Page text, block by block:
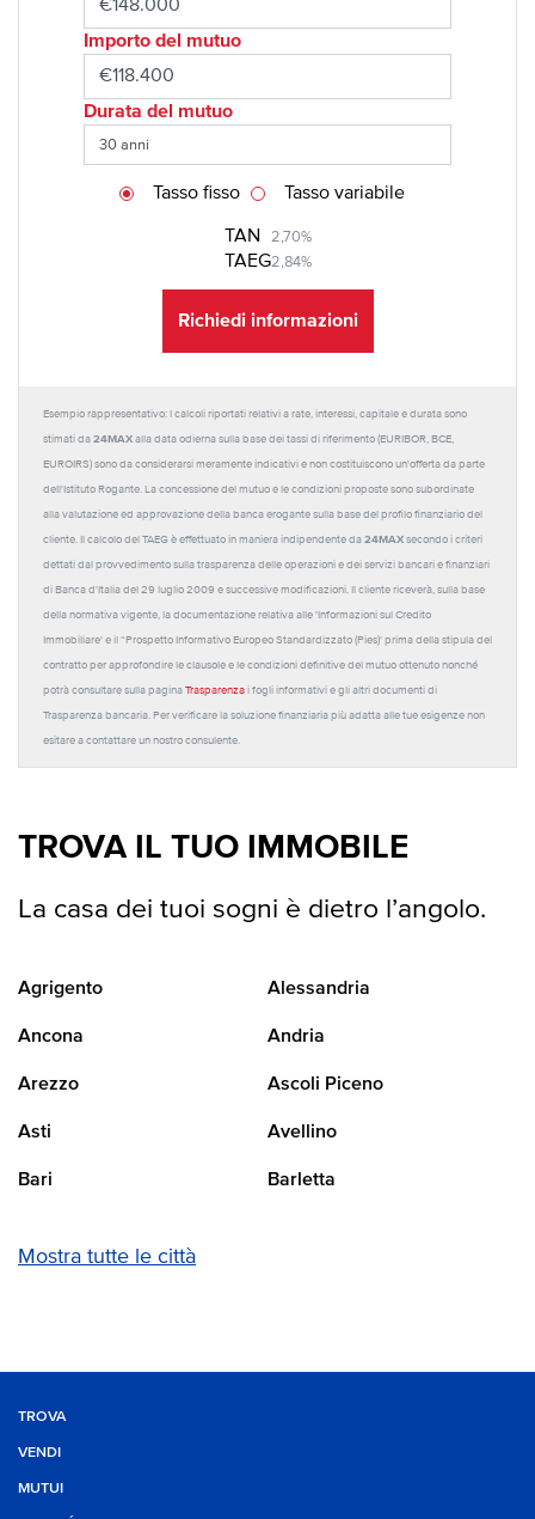
Importo del mutuo
Durata del mutuo
TAN 2,70%
TAEG2,84%
Tasso fisso Tasso variabile
Richiedi informazioni
Esempio rappresentativo: I calcoli riportati relativi a rate, interessi, capitale e durata sono
stimati da 24MAX alla data odierna sulla base dei tassi di riferimento (EURIBOR, BCE,
EUROIRS) sono da considerarsi meramente indicativi e non costituiscono un'offerta da parte
dell'Istituto Rogante. La concessione del mutuo e le condizioni proposte sono subordinate
alla valutazione ed approvazione della banca erogante sulla base del profilo finanziario del
cliente. Il calcolo del TAEG è effettuato in maniera indipendente da 24MAX secondo i criteri
dettati dal provvedimento sulla trasparenza delle operazioni e dei servizi bancari e finanziari
di Banca d'Italia del 29 luglio 2009 e successive modificazioni. Il cliente riceverà, sulla base
della normativa vigente, la documentazione relativa alle 'Informazioni sul Credito
Immobiliare' e il “Prospetto Informativo Europeo Standardizzato (Pies)' prima della stipula del
contratto per approfondire le clausole e le condizioni definitive del mutuo ottenuto nonché
potrà consultare sulla pagina Trasparenza i fogli informativi e gli altri documenti di
Trasparenza bancaria. Per verificare la soluzione finanziaria più adatta alle tue esigenze non
esitare a contattare un nostro consulente.
TROVA IL TUO IMMOBILE
La casa dei tuoi sogni è dietro l’angolo.
Agrigento Alessandria
Ancona Andria
Arezzo Ascoli Piceno
Asti Avellino
Bari Barletta
Mostra tutte le città
TROVA
VENDI
MUTUI